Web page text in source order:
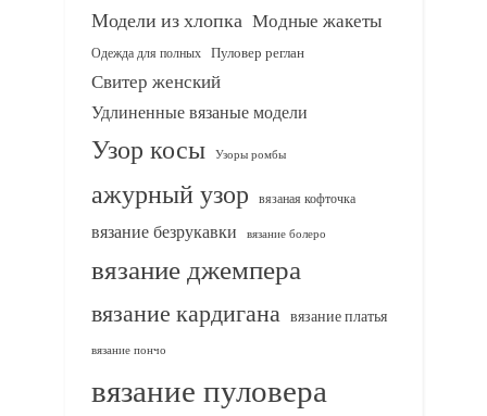
Модели из хлопка Модные жакеты
Одежда для полных Пуловер реглан
Свитер женский
Удлиненные вязаные модели
Узор косы Узоры ромбы
ажурный узор вязаная кофточка
вязание безрукавки вязание болеро
вязание джемпера
вязание кардигана вязание платья
вязание пончо
вязание пуловера